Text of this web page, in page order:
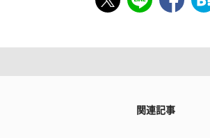
関連記事